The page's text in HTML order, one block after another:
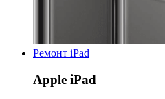
Ремонт iPad
Apple iPad